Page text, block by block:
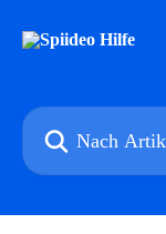
Nach Artikeln